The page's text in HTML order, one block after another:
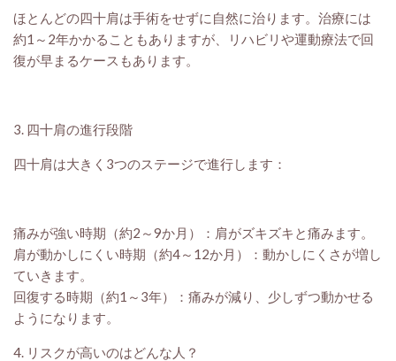
ほとんどの四十肩は手術をせずに自然に治ります。治療には
約1～2年かかることもありますが、リハビリや運動療法で回
復が早まるケースもあります。
3. 四十肩の進行段階
四十肩は大きく3つのステージで進行します：
痛みが強い時期（約2～9か月）：肩がズキズキと痛みます。
肩が動かしにくい時期（約4～12か月）：動かしにくさが増し
ていきます。
回復する時期（約1～3年）：痛みが減り、少しずつ動かせる
ようになります。
4. リスクが高いのはどんな人？